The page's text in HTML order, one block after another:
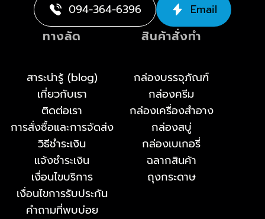
094-364-6396 Email
ทางลัด
สาระน่ารู้ (blog)
เกี่ยวกับเรา
ติดต่อเรา
การสั่งซื้อและการจัดส่ง
วิธีชำระเงิน
แจ้งชำระเงิน
เงื่อนไขบริการ
เงื่อนไขการรับประกัน
คำถามที่พบบ่อย
สินค้าสั่งทำ
กล่องบรรจุภัณฑ์
กล่องครีม
กล่องเครื่องสำอาง
กล่องสบู่
กล่องเบเกอรี่
ฉลากสินค้า
ถุงกระดาษ